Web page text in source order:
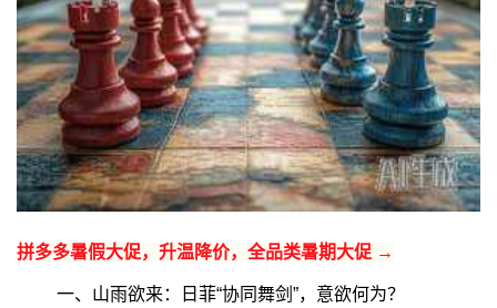
拼多多暑假大促，升温降价，全品类暑期大促 →
一、山雨欲来：日菲“协同舞剑”，意欲何为？